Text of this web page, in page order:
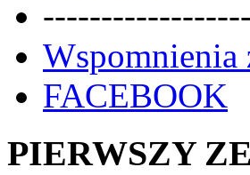
FACEBOOK
PIERWSZY